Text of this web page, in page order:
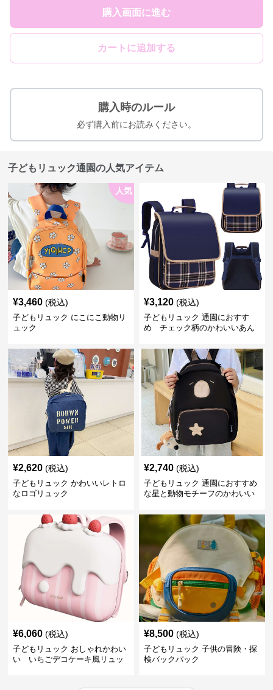
購入画面に進む
カートに追加する
購入時のルール
必ず購入前にお読みください。
子どもリュック通園の人気アイテム
人気
¥3,460 (税込)
子どもリュック にこにこ動物リ
ュック
¥3,120 (税込)
子どもリュック 通園におすす
め チェック柄のかわいいあん
¥2,620 (税込)
子どもリュック かわいいレトロ
なロゴリュック
¥2,740 (税込)
子どもリュック 通園におすすめ
な星と動物モチーフのかわいい
¥6,060 (税込)
子どもリュック おしゃれかわい
い いちごデコケーキ風リュッ
¥8,500 (税込)
子どもリュック 子供の冒険・探
検バックパック